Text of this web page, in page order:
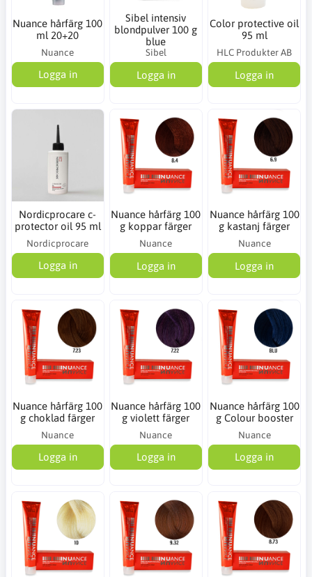
Nuance hårfärg 100
ml 20+20
Nuance
Logga in
Sibel intensiv
blondpulver 100 g
blue
Sibel
Logga in
Color protective oil
95 ml
HLC Produkter AB
Logga in
Nordicprocare c-
protector oil 95 ml
Nordicprocare
Logga in
Nuance hårfärg 100
g koppar färger
Nuance
Logga in
Nuance hårfärg 100
g kastanj färger
Nuance
Logga in
Nuance hårfärg 100
g choklad färger
Nuance
Logga in
Nuance hårfärg 100
g violett färger
Nuance
Logga in
Nuance hårfärg 100
g Colour booster
Nuance
Logga in